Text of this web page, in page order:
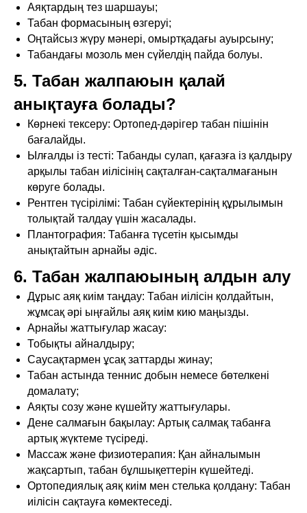
Аяқтардың тез шаршауы;
Табан формасының өзгеруі;
Оңтайсыз жүру мәнері, омыртқадағы ауырсыну;
Табандағы мозоль мен сүйелдің пайда болуы.
5. Табан жалпаюын қалай
анықтауға болады?
Көрнекі тексеру: Ортопед-дәрігер табан пішінін
бағалайды.
Ылғалды із тесті: Табанды сулап, қағазға із қалдыру
арқылы табан иілісінің сақталған-сақталмағанын
көруге болады.
Рентген түсірілімі: Табан сүйектерінің құрылымын
толықтай талдау үшін жасалады.
Плантография: Табанға түсетін қысымды
анықтайтын арнайы әдіс.
6. Табан жалпаюының алдын алу
Дұрыс аяқ киім таңдау: Табан иілісін қолдайтын,
жұмсақ әрі ыңғайлы аяқ киім кию маңызды.
Арнайы жаттығулар жасау:
Тобықты айналдыру;
Саусақтармен ұсақ заттарды жинау;
Табан астында теннис добын немесе бөтелкені
домалату;
Аяқты созу және күшейту жаттығулары.
Дене салмағын бақылау: Артық салмақ табанға
артық жүктеме түсіреді.
Массаж және физиотерапия: Қан айналымын
жақсартып, табан бұлшықеттерін күшейтеді.
Ортопедиялық аяқ киім мен стелька қолдану: Табан
иілісін сақтауға көмектеседі.